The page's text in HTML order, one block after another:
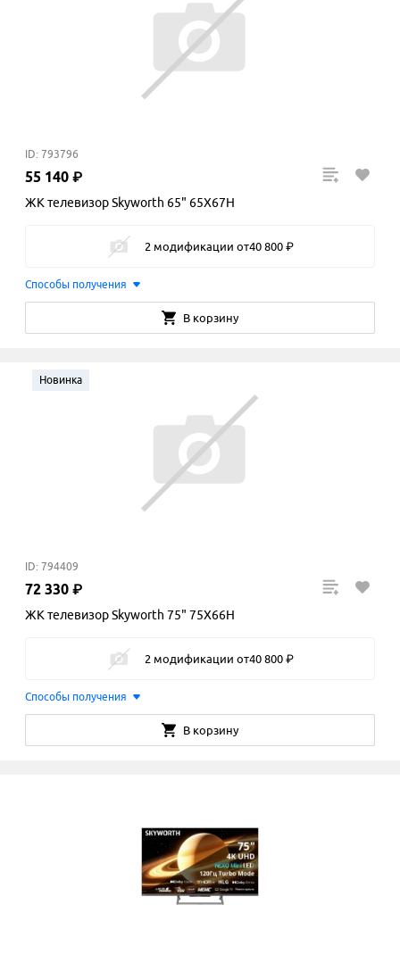
ID: 793796
55 140 ₽
ЖК телевизор Skyworth 65" 65X67H
2 модификации от40 800 ₽
Способы получения
В корзину
Новинка
ID: 794409
72 330 ₽
ЖК телевизор Skyworth 75" 75X66H
2 модификации от40 800 ₽
Способы получения
В корзину